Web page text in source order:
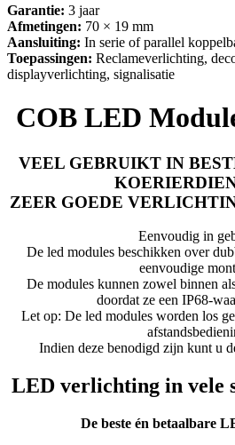
Garantie: 3 jaar
Afmetingen: 70 × 19 mm
Aansluiting: In serie of parallel
Toepassingen: Reclameverlichting,
displayverlichting, signalisatie
COB LED
VEEL GEBRUIKT IN
ZEER GOEDE
Eenvoudig in
De led modules beschikken over
eenvoudige
De modules kunnen zowel binnen
doordat ze een IP68-
Let op: De led modules worden los
Indien deze benodigd zijn kunt u
LED verlichting in vele
De beste én betaalbare